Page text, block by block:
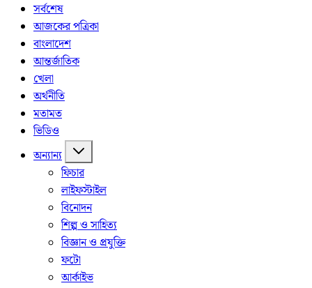
সর্বশেষ
আজকের পত্রিকা
বাংলাদেশ
আন্তর্জাতিক
খেলা
অর্থনীতি
মতামত
ভিডিও
অন্যান্য
ফিচার
লাইফস্টাইল
বিনোদন
শিল্প ও সাহিত্য
বিজ্ঞান ও প্রযুক্তি
ফটো
আর্কাইভ